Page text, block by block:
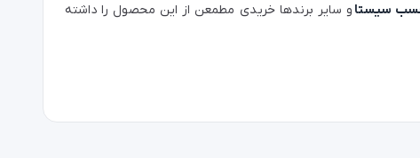
سیستا و سایر برندها خریدی مطمعن از این محصول را داشته